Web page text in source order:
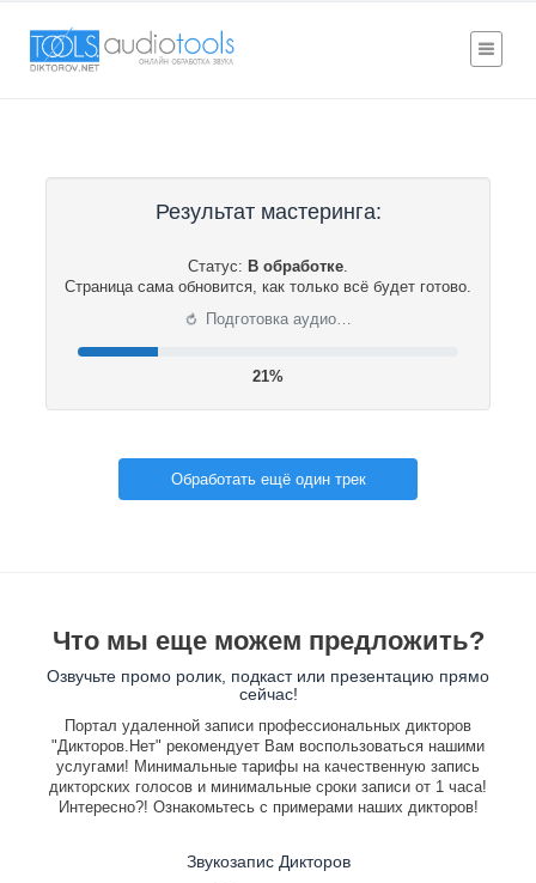
Результат мастеринга:
Статус: В обработке.
Страница сама обновится, как только всё будет готово.
⟳ Подготовка аудио…
22%
Обработать ещё один трек
Что мы еще можем предложить?
Озвучьте промо ролик, подкаст или презентацию прямо
сейчас!
Портал удаленной записи профессиональных дикторов
"Дикторов.Нет" рекомендует Вам воспользоваться нашими
услугами! Минимальные тарифы на качественную запись
дикторских голосов и минимальные сроки записи от 1 часа!
Интересно?! Ознакомьтесь с примерами наших дикторов!
Звукозапис Дикторов